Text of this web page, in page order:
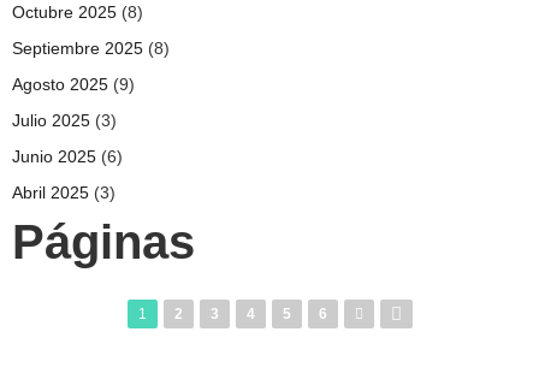
Octubre 2025 (8)
Septiembre 2025 (8)
Agosto 2025 (9)
Julio 2025 (3)
Junio 2025 (6)
Abril 2025 (3)
Páginas
1 2 3 4 5 6